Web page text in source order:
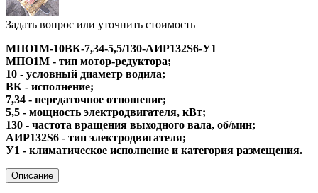
Задать вопрос или уточнить стоимость
МПО1М-10ВК-7,34-5,5/130-AИР132S6-У1
МПО1М - тип мотор-редуктора;
10 - условный диаметр водила;
ВК - исполнение;
7,34 - передаточное отношение;
5,5 - мощность электродвигателя, кВт;
130 - частота вращения выходного вала, об/мин;
АИР132S6 - тип электродвигателя;
У1 - климатическое исполнение и категория размещения.
Описание